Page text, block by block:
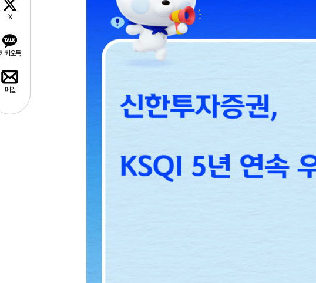
X
카오톡
메일